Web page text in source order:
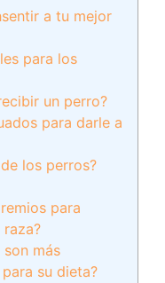
a tu mejor
para los
un perro?
para darle a
los perros?
para
más
su dieta?